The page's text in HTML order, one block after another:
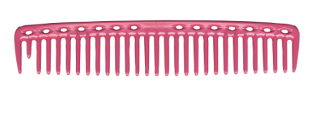
e-kwip
Konayuki